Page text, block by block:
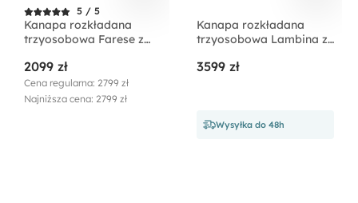
5 / 5
Kanapa rozkładana
trzyosobowa Farese z
sztruks
2099 zł
Cena regularna: 2799 zł
Najniższa cena: 2799 zł
Kanapa rozkładana
trzyosobowa Lambina z
boucle
3599 zł
Wysyłka do 48h